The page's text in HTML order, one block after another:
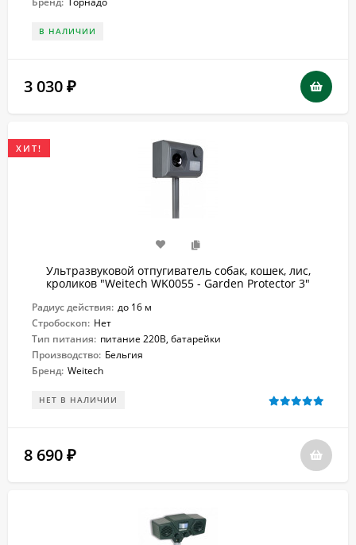
В НАЛИЧИИ
3 030 ₽
ХИТ!
Ультразвуковой отпугиватель собак, кошек, лис,
кроликов "Weitech WK0055 - Garden Protector 3"
Радиус действия: до 16 м
Стробоскоп: Нет
Тип питания: питание 220В, батарейки
Производство: Бельгия
Бренд: Weitech
НЕТ В НАЛИЧИИ
8 690 ₽